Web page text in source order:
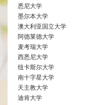
悉尼大学
墨尔本大学
澳大利亚国立大学
阿德莱德大学
麦考瑞大学
西悉尼大学
纽卡斯尔大学
南十字星大学
天主教大学
迪肯大学